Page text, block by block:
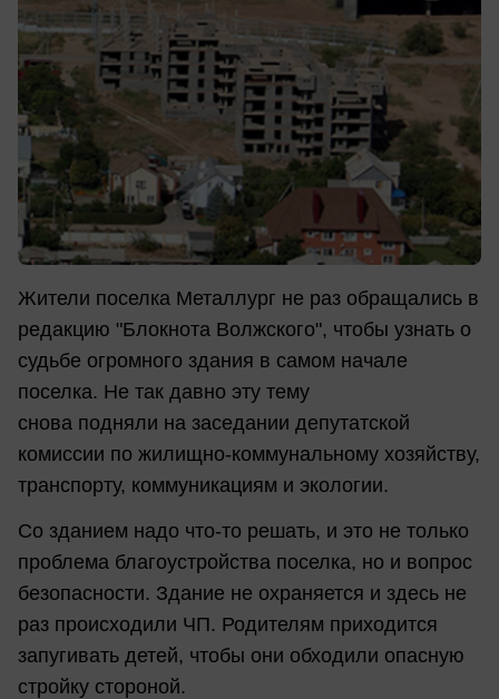
Жители поселка Металлург не раз обращались в
редакцию "Блокнота Волжского", чтобы узнать о
судьбе огромного здания в самом начале
поселка. Не так давно эту тему
снова подняли на заседании депутатской
комиссии по жилищно-коммунальному хозяйству,
транспорту, коммуникациям и экологии.
Со зданием надо что-то решать, и это не только
проблема благоустройства поселка, но и вопрос
безопасности. Здание не охраняется и здесь не
раз происходили ЧП. Родителям приходится
запугивать детей, чтобы они обходили опасную
стройку стороной.